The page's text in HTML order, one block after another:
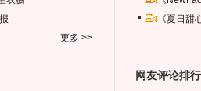
更多 >>
《夏日
网友评论排行